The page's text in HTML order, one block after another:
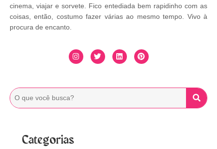
cinema, viajar e sorvete. Fico entediada bem rapidinho com as
coisas, então, costumo fazer várias ao mesmo tempo. Vivo à
procura de encanto.
Categorias